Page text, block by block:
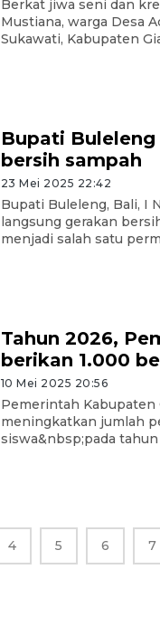
Berkat jiwa seni dan
Mustiana, warga Desa
Sukawati, Kabupaten
Bupati
bersih sampah
23 Mei 2025 22:42
Bupati Buleleng, Bali, I
langsung gerakan
menjadi salah satu
Tahun 2026,
berikan 1.000
10 Mei 2025 20:56
Pemerintah Kabupaten
meningkatkan jumlah
siswa&nbsp;pada tahun
4 5 6 7
Bea
miras
Bali
28 Juli